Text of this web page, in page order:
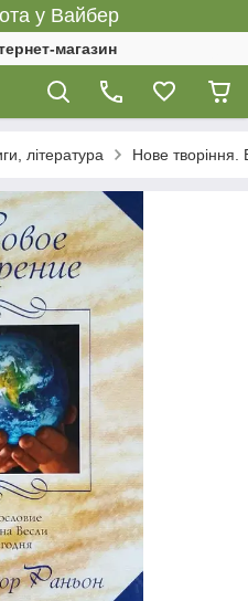
у Вайбер
магазин
література Нове